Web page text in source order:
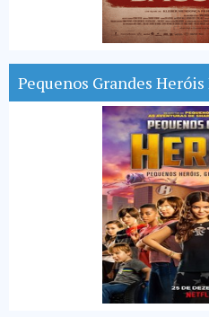
Pequenos Grandes